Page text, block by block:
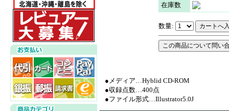
在庫数
数量:
●メディア…Hyblid CD-ROM
●収録点数…400点
●ファイル形式…Illustrator5.0J